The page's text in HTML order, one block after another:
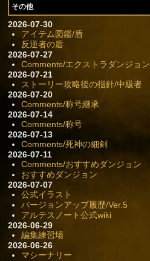
その他
2026-07-30
アイテム図鑑/盾
反逆者の盾
2026-07-27
Comments/エクストラダンジョン
2026-07-21
ストーリー攻略後の指針/中級者
2026-07-20
Comments/称号継承
2026-07-14
Comments/称号
2026-07-13
Comments/死神の細剣
2026-07-11
Comments/おすすめダンジョン
おすすめダンジョン
2026-07-07
公式イラスト
バージョンアップ履歴/Ver.5
アルテスノート公式wiki
2026-06-29
編集練習場
2026-06-26
マシーナリー